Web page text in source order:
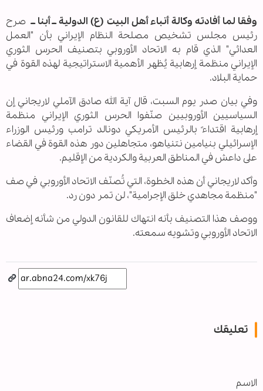
وفقا لما أفادته وكالة أنباء أهل البيت (ع) الدولية ــ أبنا ــ صرح
رئيس مجلس تشخيص مصلحة النظام الإيراني بأن "العمل
العدائي" الذي قام به الاتحاد الأوروبي بتصنيف الحرس الثوري
الإيراني منظمة إرهابية يُظهر الأهمية الاستراتيجية لهذه القوة في
حماية البلاد.
وفي بيان صدر يوم السبت، قال آية الله صادق الآملي لاريجاني إن
السياسيين الأوروبيين صنّفوا الحرس الثوري الإيراني منظمة
إرهابية اقتداءً بالرئيس الأمريكي دونالد ترامب ورئيس الوزراء
الإسرائيلي بنيامين نتنياهو، متجاهلين دور هذه القوة في القضاء
على داعش في المناطق العربية والكردية من الإقليم.
وأكد لاريجاني أن هذه الخطوة، التي تُصنّف الاتحاد الأوروبي في صف
"منظمة مجاهدي خلق الإجرامية"، لن تمر دون رد.
ووصف هذا التصنيف بأنه انتهاك للقانون الدولي من شأنه إضعاف
الاتحاد الأوروبي وتشويه سمعته.
تعليقك
الاسم